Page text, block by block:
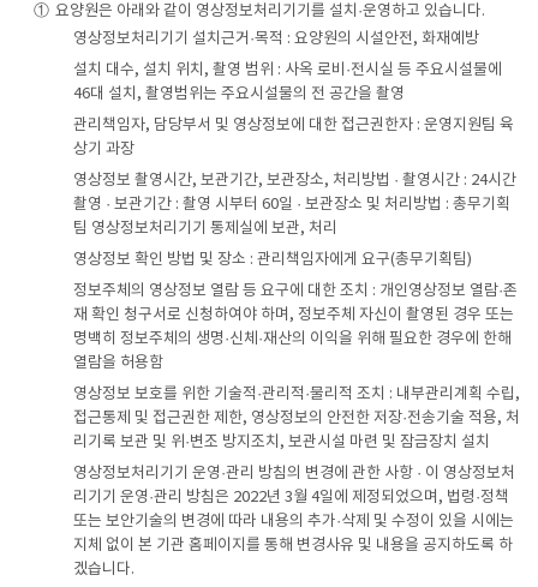
① 요양원은 아래와 같이 영상정보처리기기를 설치·운영하고 있습니다.
영상정보처리기기 설치근거·목적 : 요양원의 시설안전, 화재예방
설치 대수, 설치 위치, 촬영 범위 : 사옥 로비·전시실 등 주요시설물에
46대 설치, 촬영범위는 주요시설물의 전 공간을 촬영
관리책임자, 담당부서 및 영상정보에 대한 접근권한자 : 운영지원팀 육
상기 과장
영상정보 촬영시간, 보관기간, 보관장소, 처리방법 · 촬영시간 : 24시간
촬영 · 보관기간 : 촬영 시부터 60일 · 보관장소 및 처리방법 : 총무기획
팀 영상정보처리기기 통제실에 보관, 처리
영상정보 확인 방법 및 장소 : 관리책임자에게 요구(총무기획팀)
정보주체의 영상정보 열람 등 요구에 대한 조치 : 개인영상정보 열람·존
재 확인 청구서로 신청하여야 하며, 정보주체 자신이 촬영된 경우 또는
명백히 정보주체의 생명·신체·재산의 이익을 위해 필요한 경우에 한해
열람을 허용함
영상정보 보호를 위한 기술적·관리적·물리적 조치 : 내부관리계획 수립,
접근통제 및 접근권한 제한, 영상정보의 안전한 저장·전송기술 적용, 처
리기록 보관 및 위·변조 방지조치, 보관시설 마련 및 잠금장치 설치
영상정보처리기기 운영·관리 방침의 변경에 관한 사항 · 이 영상정보처
리기기 운영·관리 방침은 2022년 3월 4일에 제정되었으며, 법령·정책
또는 보안기술의 변경에 따라 내용의 추가·삭제 및 수정이 있을 시에는
지체 없이 본 기관 홈페이지를 통해 변경사유 및 내용을 공지하도록 하
겠습니다.